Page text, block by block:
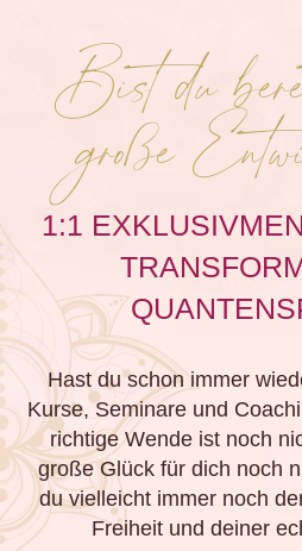
Bist du
große
1:1
Hast du schon immer
Kurse, Seminare und
richtige Wende ist noch
große Glück für dich noch
du vielleicht immer noch
Freiheit und deiner